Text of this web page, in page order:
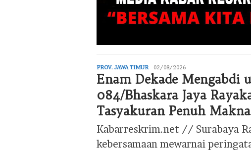
PROV. JAWA TIMUR editor
02/08/2026
Enam Dekade Mengabdi
084/Bhaskara Jaya
Tasyakuran Penuh Makna
Kabarreskrim.net // Surabaya
kebersamaan mewarnai